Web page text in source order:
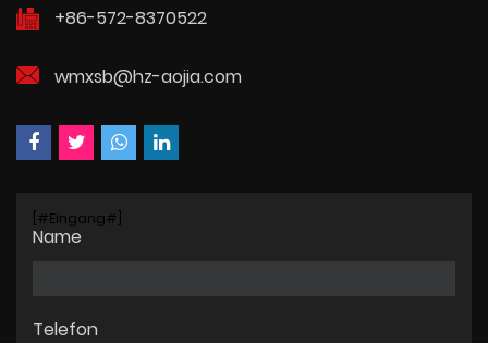
+86-572-8370522
wmxsb@hz-aojia.com
[#Eingang#]
Name
Telefon